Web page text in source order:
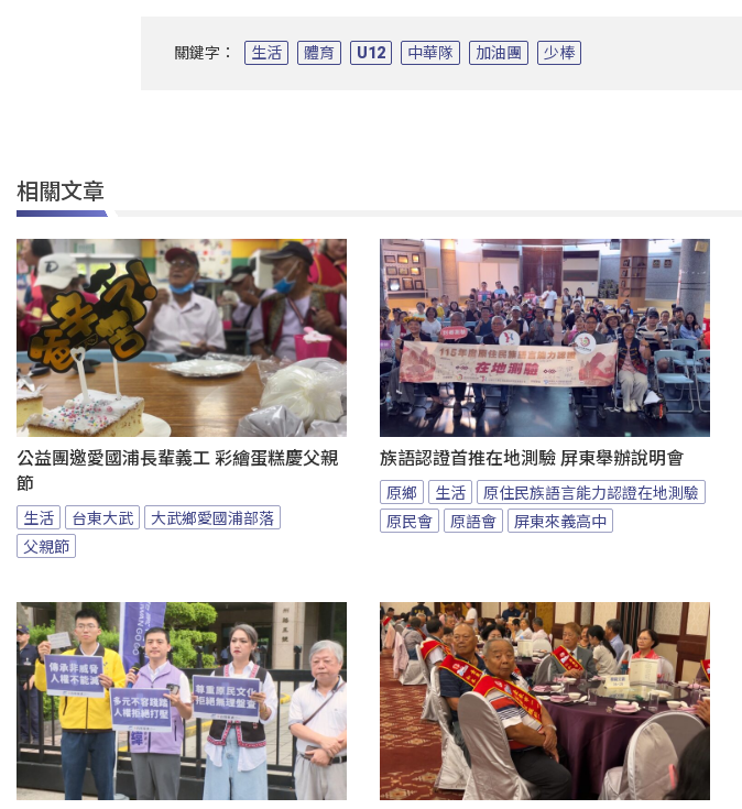
關鍵字： 生活 體育 U12 中華隊 加油團 少棒
相關文章
公益團邀愛國浦長輩義工 彩繪蛋糕慶父親
節
生活 台東大武
大武鄉愛國浦部落
父親節
族語認證首推在地測驗 屏東舉辦說明會
原鄉 生活
原住民族語言能力認證在地測驗
原民會
原語會 屏東來義高中